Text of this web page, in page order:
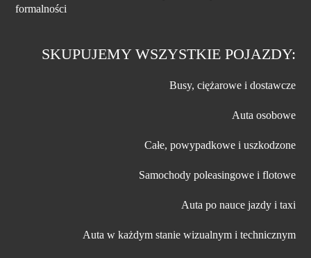
formalności
SKUPUJEMY WSZYSTKIE POJAZDY:
Busy, ciężarowe i dostawcze
Auta osobowe
Całe, powypadkowe i uszkodzone
Samochody poleasingowe i flotowe
Auta po nauce jazdy i taxi
Auta w każdym stanie wizualnym i technicznym